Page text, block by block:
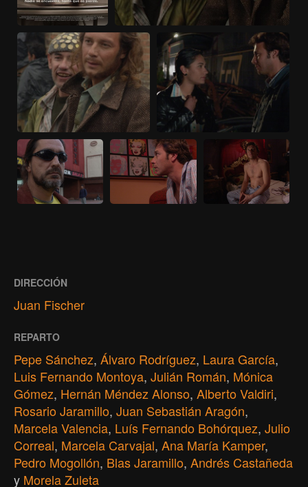
DIRECCIÓN
Juan Fischer
REPARTO
Pepe Sánchez, Álvaro Rodríguez, Laura García,
Luis Fernando Montoya, Julián Román, Mónica
Gómez, Hernán Méndez Alonso, Alberto Valdiri,
Rosario Jaramillo, Juan Sebastián Aragón,
Marcela Valencia, Luís Fernando Bohórquez, Julio
Correal, Marcela Carvajal, Ana María Kamper,
Pedro Mogollón, Blas Jaramillo, Andrés Castañeda
y Morela Zuleta